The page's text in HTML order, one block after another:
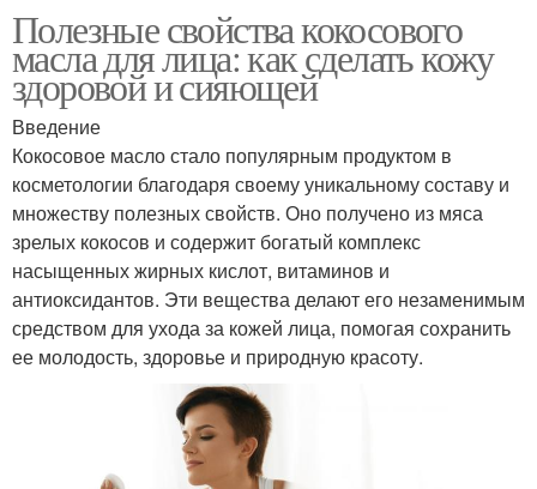
Полезные свойства кокосового
масла для лица: как сделать кожу
здоровой и сияющей
Введение
Кокосовое масло стало популярным продуктом в
косметологии благодаря своему уникальному составу и
множеству полезных свойств. Оно получено из мяса
зрелых кокосов и содержит богатый комплекс
насыщенных жирных кислот, витаминов и
антиоксидантов. Эти вещества делают его незаменимым
средством для ухода за кожей лица, помогая сохранить
ее молодость, здоровье и природную красоту.